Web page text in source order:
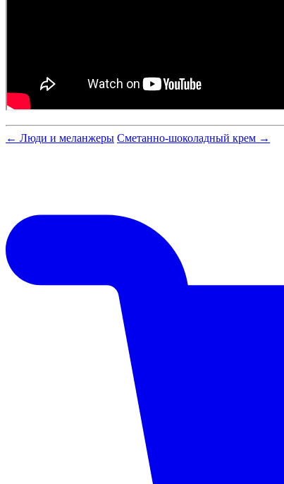
← Люди и меланжеры Сметанно-шоколадный крем →